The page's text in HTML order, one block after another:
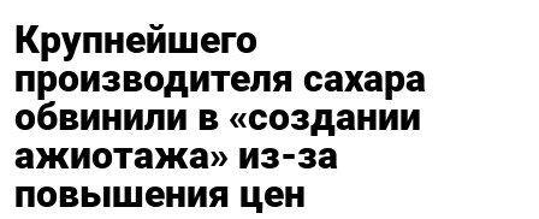
Крупнейшего
производителя сахара
обвинили в «создании
ажиотажа» из-за
повышения цен